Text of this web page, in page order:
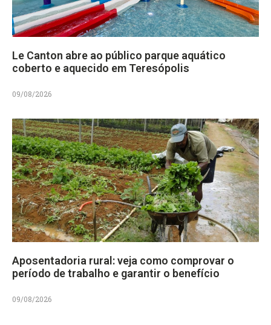
Le Canton abre ao público parque aquático
coberto e aquecido em Teresópolis
09/08/2026
Aposentadoria rural: veja como comprovar o
período de trabalho e garantir o benefício
09/08/2026